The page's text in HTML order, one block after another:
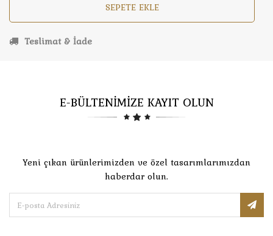
SEPETE EKLE
Teslimat & İade
E-BÜLTENİMİZE KAYIT OLUN
Yeni çıkan ürünlerimizden ve özel tasarımlarımızdan
haberdar olun.